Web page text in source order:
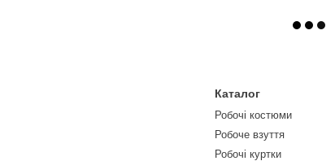
Каталог
Робочі костюми
Робоче взуття
Робочі куртки